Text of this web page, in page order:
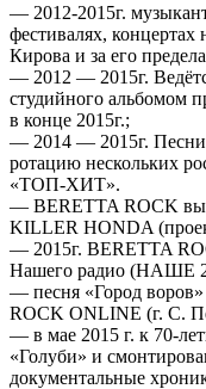
— 2012-2015г.
фестивалях, концертах
Кирова и за его
— 2012 — 2015г.
студийного альбомом
в конце 2015г.;
— 2014 — 2015г.
ротацию нескольких
«ТОП-ХИТ».
— BERETTA ROCK
KILLER HONDA
— 2015г. BERETTA
Нашего радио (НАШЕ
— песня «Город
ROCK ONLINE (г. С.
— в мае 2015 г. к 70-
«Голуби» и
документальные